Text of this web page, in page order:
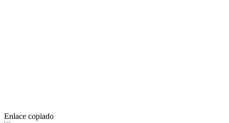
Enlace copiado